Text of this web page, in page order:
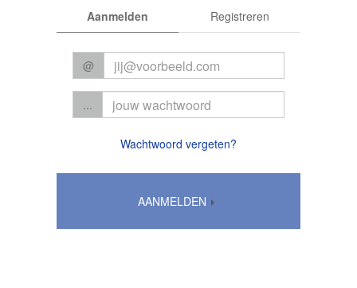
Aanmelden Registreren
@
...
Wachtwoord vergeten?
AANMELDEN
Algemene voorwaarden|Privacy